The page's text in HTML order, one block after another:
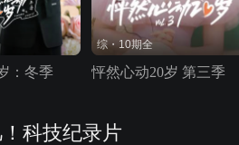
：冬季
综・10期全
怦然心动20岁 第三季
科技纪录片